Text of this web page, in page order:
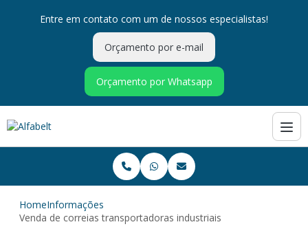
Entre em contato com um de nossos especialistas!
Orçamento por e-mail
Orçamento por Whatsapp
HomeInformações
Venda de correias transportadoras industriais